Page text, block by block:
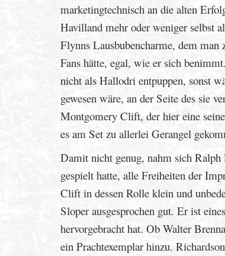
marketingtechnisch an die alten
Havilland mehr oder weniger selbst
Flynns Lausbubencharme, dem
Fans hätte, egal, wie er sich
nicht als Hallodri entpuppen, sonst
gewesen wäre, an der Seite des sie
Montgomery Clift, der hier eine
es am Set zu allerlei Gerangel
Damit nicht genug, nahm sich
gespielt hatte, alle Freiheiten der
Clift in dessen Rolle klein und
Sloper ausgesprochen gut. Er ist
hervorgebracht hat. Ob Walter
ein Prachtexemplar hinzu.